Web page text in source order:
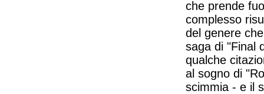
che prende
complesso
del genere
saga di "Final
qualche
al sogno di
scimmia - e il